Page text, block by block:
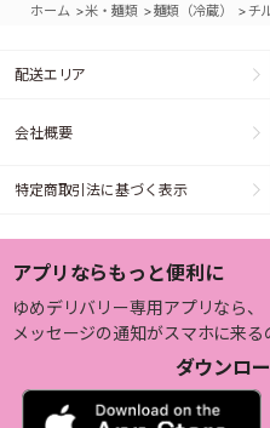
ホーム >米・麺類 >麺類（冷蔵） >チ
配送エリア
会社概要
特定商取引法に基づく表示
アプリならもっと便利に
ゆめデリバリー専用アプリなら、
メッセージの通知がスマホに来る
ダウンロ